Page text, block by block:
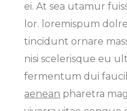
ei. At sea utamur
lor. loremispum
tincidunt ornare
nisi scelerisque eu
fermentum dui
aenean pharetra